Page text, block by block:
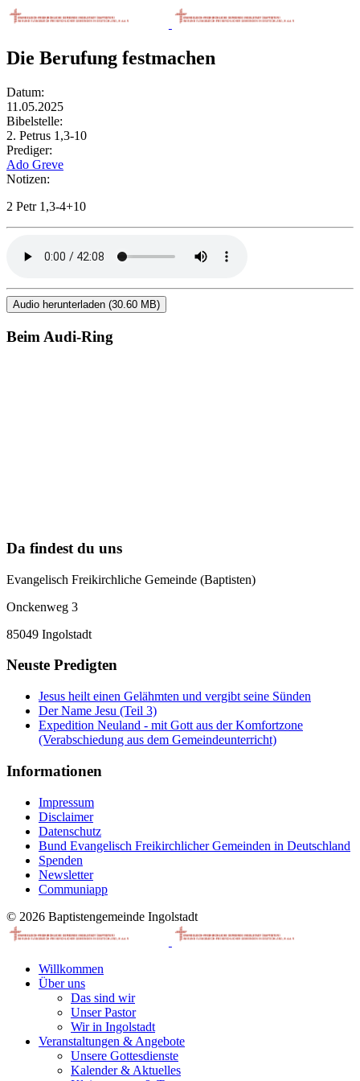
Die Berufung festmachen
Datum:
11.05.2025
Bibelstelle:
2. Petrus 1,3-10
Prediger:
Ado Greve
Notizen:
2 Petr 1,3-4+10
Audio herunterladen (30.60 MB)
Beim Audi-Ring
Da findest du uns
Evangelisch Freikirchliche Gemeinde (Baptisten)
Onckenweg 3
85049 Ingolstadt
Neuste Predigten
Jesus heilt einen Gelähmten und vergibt seine Sünden
Der Name Jesu (Teil 3)
Expedition Neuland - mit Gott aus der Komfortzone
(Verabschiedung aus dem Gemeindeunterricht)
Informationen
Impressum
Disclaimer
Datenschutz
Bund Evangelisch Freikirchlicher Gemeinden in Deutschland
Spenden
Newsletter
Communiapp
© 2026 Baptistengemeinde Ingolstadt
Willkommen
Über uns
Das sind wir
Unser Pastor
Wir in Ingolstadt
Veranstaltungen & Angebote
Unsere Gottesdienste
Kalender & Aktuelles